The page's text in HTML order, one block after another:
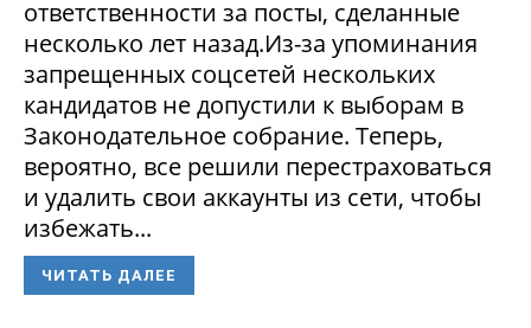
ответственности за посты, сделанные
несколько лет назад.Из-за упоминания
запрещенных соцсетей нескольких
кандидатов не допустили к выборам в
Законодательное собрание. Теперь,
вероятно, все решили перестраховаться
и удалить свои аккаунты из сети, чтобы
избежать...
ЧИТАТЬ ДАЛЕЕ